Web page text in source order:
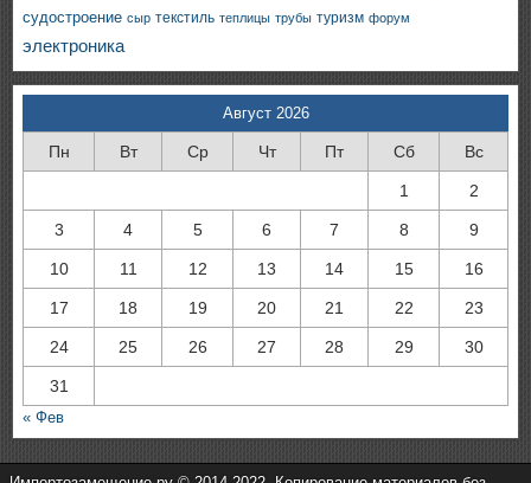
судостроение сыр текстиль теплицы трубы туризм форум
электроника
Август 2026
Пн Вт Ср Чт Пт Сб Вс
1 2
3 4 5 6 7 8 9
10 11 12 13 14 15 16
17 18 19 20 21 22 23
24 25 26 27 28 29 30
31
« Фев